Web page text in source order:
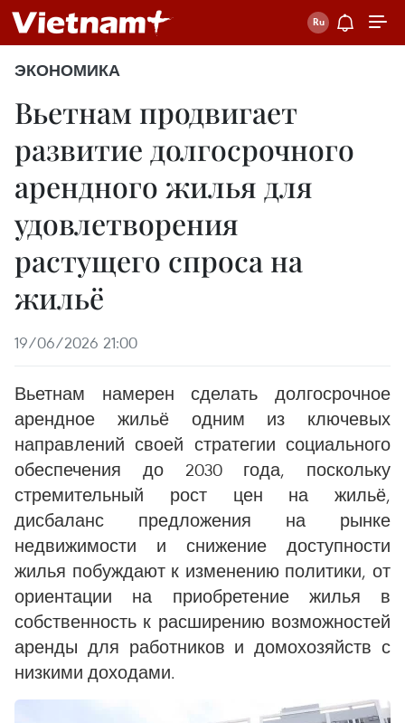
ЭКОНОМИКА
Вьетнам продвигает
развитие долгосрочного
арендного жилья для
удовлетворения
растущего спроса на
жильё
19/06/2026 21:00
Вьетнам намерен сделать долгосрочное
арендное жильё одним из ключевых
направлений своей стратегии социального
обеспечения до 2030 года, поскольку
стремительный рост цен на жильё,
дисбаланс предложения на рынке
недвижимости и снижение доступности
жилья побуждают к изменению политики, от
ориентации на приобретение жилья в
собственность к расширению возможностей
аренды для работников и домохозяйств с
низкими доходами.